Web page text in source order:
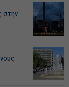
στην